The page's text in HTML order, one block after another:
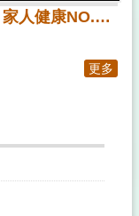
攏係為了家人～COVID-19 JN.1，家人健康NO.1！
更多